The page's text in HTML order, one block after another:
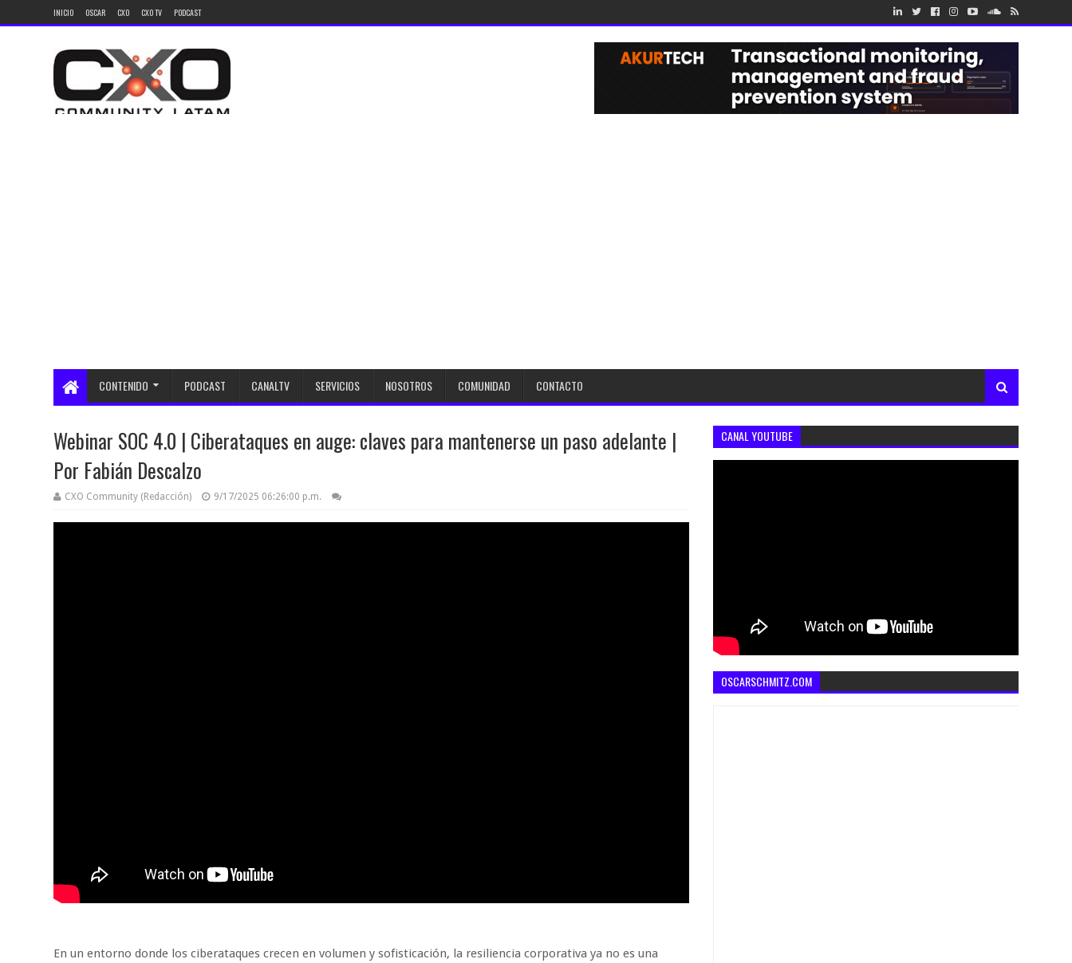
INICIO OSCAR CXO CXO TV PODCAST
CONTENIDO PODCAST CANALTV SERVICIOS NOSOTROS COMUNIDAD CONTACTO
Webinar SOC 4.0 | Ciberataques en auge: claves para mantenerse un paso adelante |
Por Fabián Descalzo
CXO Community (Redacción) 9/17/2025 06:26:00 p.m.
En un entorno donde los ciberataques crecen en volumen y sofisticación, la resiliencia corporativa ya no es una
CANAL YOUTUBE
OSCARSCHMITZ.COM